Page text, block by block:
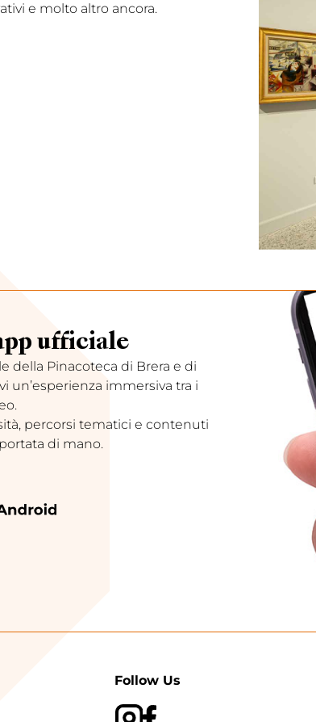
e molto altro ancora.
ufficiale
della Pinacoteca di Brera e di
un’esperienza immersiva tra i
percorsi tematici e contenuti
di mano.
Follow Us